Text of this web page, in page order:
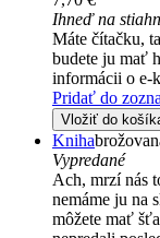
Ihneď na
Máte čítačku,
budete ju mať
informácii o e-
Pridať do
Vložiť do
Kniha
Vypredané
Ach, mrzí nás
nemáme ju na
môžete mať